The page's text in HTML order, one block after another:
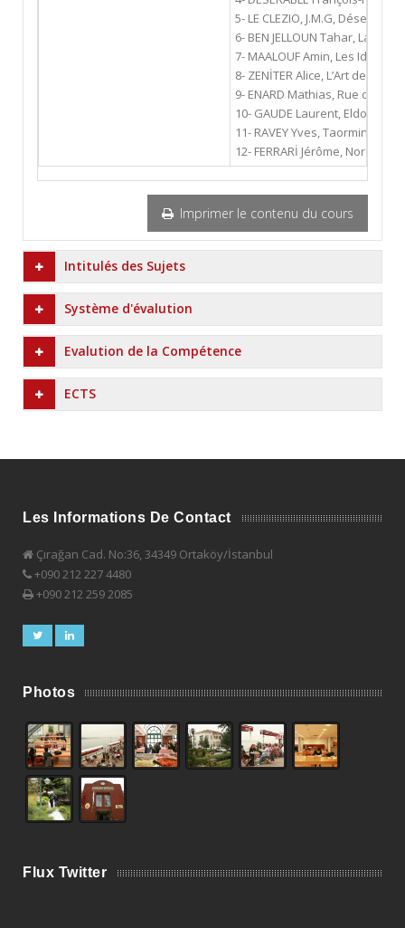
5- LE CLEZIO, J.M.G, Désert
6- BEN JELLOUN Tahar, La Nuit
7- MAALOUF Amin, Les
8- ZENİTER Alice, L’Art de
9- ENARD Mathias, Rue des
10- GAUDE Laurent, Eldorado,
11- RAVEY Yves, Taormine,
12- FERRARİ Jérôme, Nord
Imprimer le contenu du cours
Intitulés des Sujets
Système d'évalution
Evalution de la Compétence
ECTS
Les Informations De Contact
Çırağan Cad. No:36, 34349 Ortaköy/İstanbul
+090 212 227 4480
+090 212 259 2085
Photos
Flux Twitter